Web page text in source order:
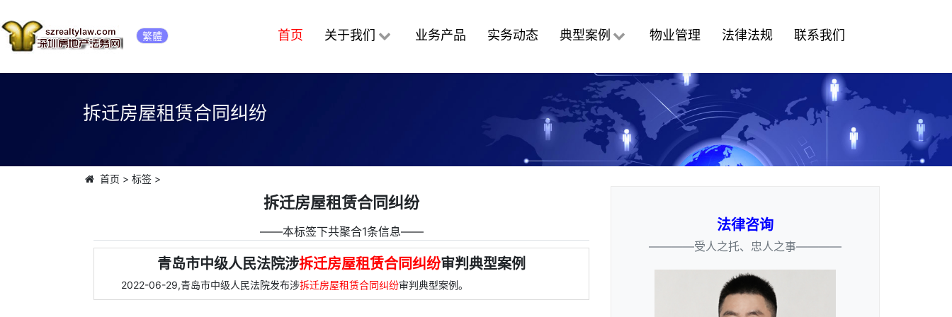
繁體 首页 关于我们 业务产品 实务动态 典型案例 物业管理 法律法规 联系我们
拆迁房屋租赁合同纠纷
首页 > 标签>
拆迁房屋租赁合同纠纷
――本标签下共聚合1条信息――
青岛市中级人民法院涉拆迁房屋租赁合同纠纷审判典型案例
2022-06-29,青岛市中级人民法院发布涉拆迁房屋租赁合同纠纷审判典型案例。
法律咨询
————受人之托、忠人之事————